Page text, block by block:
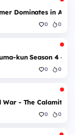
Dominates in
0 0
kun Season 4 -
0 0
War - The Calamity -
0 0